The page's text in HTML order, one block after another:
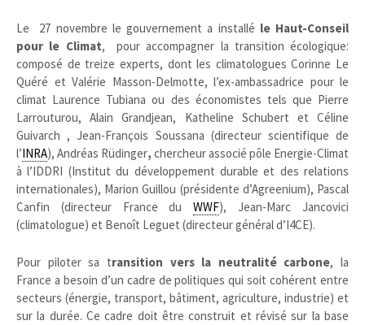
Le 27 novembre le gouvernement a installé le Haut-Conseil
pour le Climat, pour accompagner la transition écologique:
composé de treize experts, dont les climatologues Corinne Le
Quéré et Valérie Masson-Delmotte, l’ex-ambassadrice pour le
climat Laurence Tubiana ou des économistes tels que Pierre
Larrouturou, Alain Grandjean, Katheline Schubert et Céline
Guivarch , Jean-François Soussana (directeur scientifique de
l’INRA), Andréas Rüdinger, chercheur associé pôle Energie-Climat
à l’IDDRI (Institut du développement durable et des relations
internationales), Marion Guillou (présidente d’Agreenium), Pascal
Canfin (directeur France duWWF), Jean-Marc Jancovici
(climatologue) et Benoît Leguet (directeur général d’I4CE).
Pour piloter sa transition vers la neutralité carbone, la
France a besoin d’un cadre de politiques qui soit cohérent entre
secteurs (énergie, transport, bâtiment, agriculture, industrie) et
sur la durée. Ce cadre doit être construit et révisé sur la base